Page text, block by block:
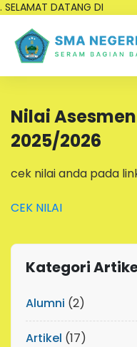
. SELAMAT DATANG DI
Nilai
2025/2026
cek nilai anda pada
CEK NILAI
Kategori
Alumni (2)
Artikel (17)